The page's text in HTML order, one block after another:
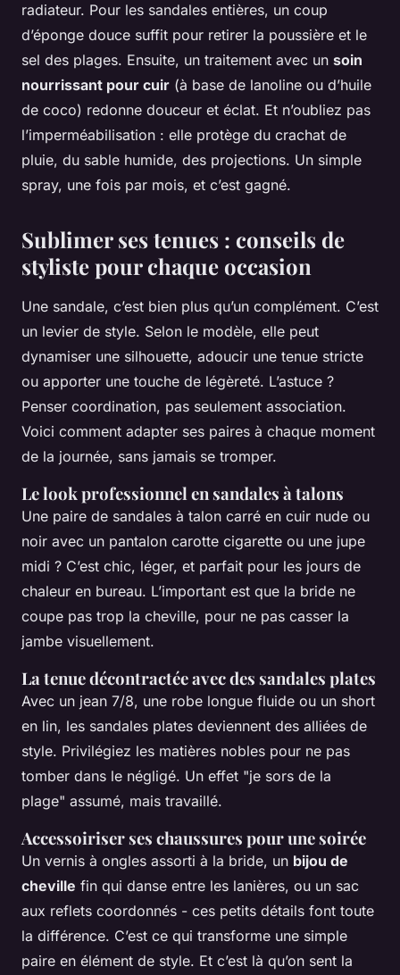
radiateur. Pour les sandales entières, un coup
d’éponge douce suffit pour retirer la poussière et le
sel des plages. Ensuite, un traitement avec un soin
nourrissant pour cuir (à base de lanoline ou d’huile
de coco) redonne douceur et éclat. Et n’oubliez pas
l’imperméabilisation : elle protège du crachat de
pluie, du sable humide, des projections. Un simple
spray, une fois par mois, et c’est gagné.
Sublimer ses tenues : conseils de
styliste pour chaque occasion
Une sandale, c’est bien plus qu’un complément. C’est
un levier de style. Selon le modèle, elle peut
dynamiser une silhouette, adoucir une tenue stricte
ou apporter une touche de légèreté. L’astuce ?
Penser coordination, pas seulement association.
Voici comment adapter ses paires à chaque moment
de la journée, sans jamais se tromper.
Le look professionnel en sandales à talons
Une paire de sandales à talon carré en cuir nude ou
noir avec un pantalon carotte cigarette ou une jupe
midi ? C’est chic, léger, et parfait pour les jours de
chaleur en bureau. L’important est que la bride ne
coupe pas trop la cheville, pour ne pas casser la
jambe visuellement.
La tenue décontractée avec des sandales plates
Avec un jean 7/8, une robe longue fluide ou un short
en lin, les sandales plates deviennent des alliées de
style. Privilégiez les matières nobles pour ne pas
tomber dans le négligé. Un effet "je sors de la
plage" assumé, mais travaillé.
Accessoiriser ses chaussures pour une soirée
Un vernis à ongles assorti à la bride, un bijou de
cheville fin qui danse entre les lanières, ou un sac
aux reflets coordonnés - ces petits détails font toute
la différence. C’est ce qui transforme une simple
paire en élément de style. Et c’est là qu’on sent la